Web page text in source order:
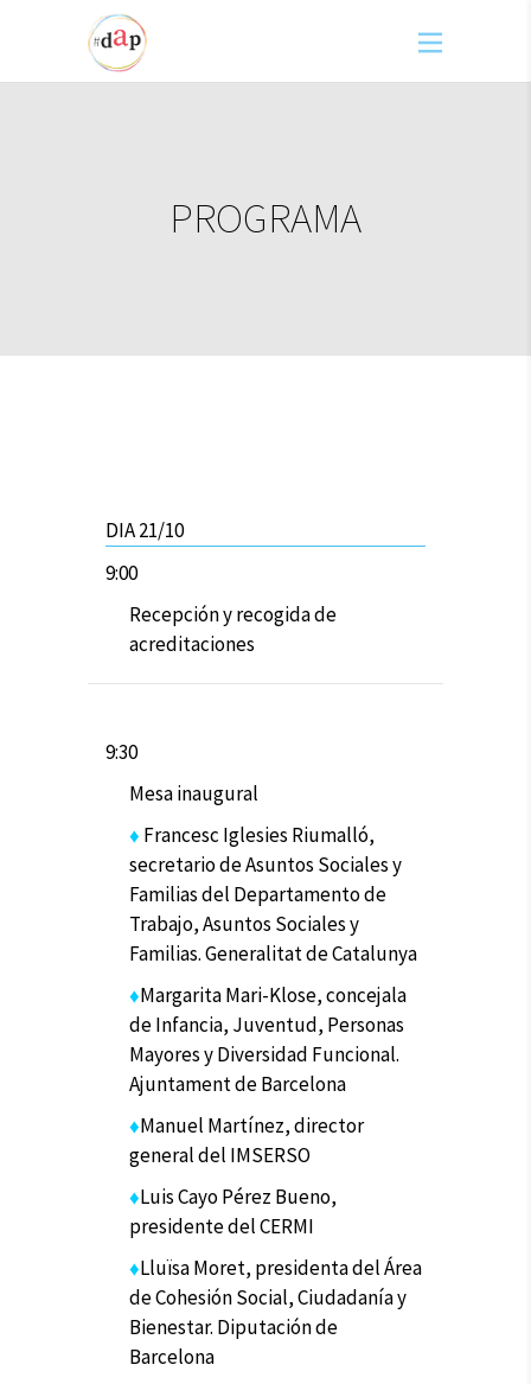
PROGRAMA
DIA 21/10
9:00
Recepción y recogida de
acreditaciones
9:30
Mesa inaugural
♦ Francesc Iglesies Riumalló,
secretario de Asuntos Sociales y
Familias del Departamento de
Trabajo, Asuntos Sociales y
Familias. Generalitat de Catalunya
♦Margarita Mari-Klose, concejala
de Infancia, Juventud, Personas
Mayores y Diversidad Funcional.
Ajuntament de Barcelona
♦Manuel Martínez, director
general del IMSERSO
♦Luis Cayo Pérez Bueno,
presidente del CERMI
♦Lluïsa Moret, presidenta del Área
de Cohesión Social, Ciudadanía y
Bienestar. Diputación de
Barcelona